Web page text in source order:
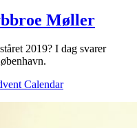
Møller
2019? I dag svarer
Calendar